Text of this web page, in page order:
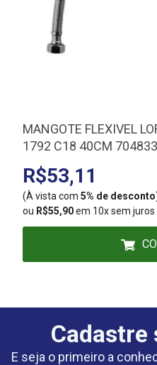
MANGOTE FLEXIVEL
1792 C18 40CM
R$53,11
(À vista com 5% de desconto
ou R$55,90em 10x sem juros
Cadastre
E seja o primeiro a